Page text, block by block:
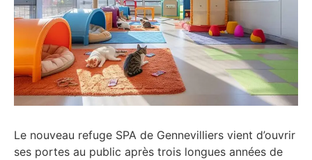
Le nouveau refuge SPA de Gennevilliers vient d’ouvrir
ses portes au public après trois longues années de